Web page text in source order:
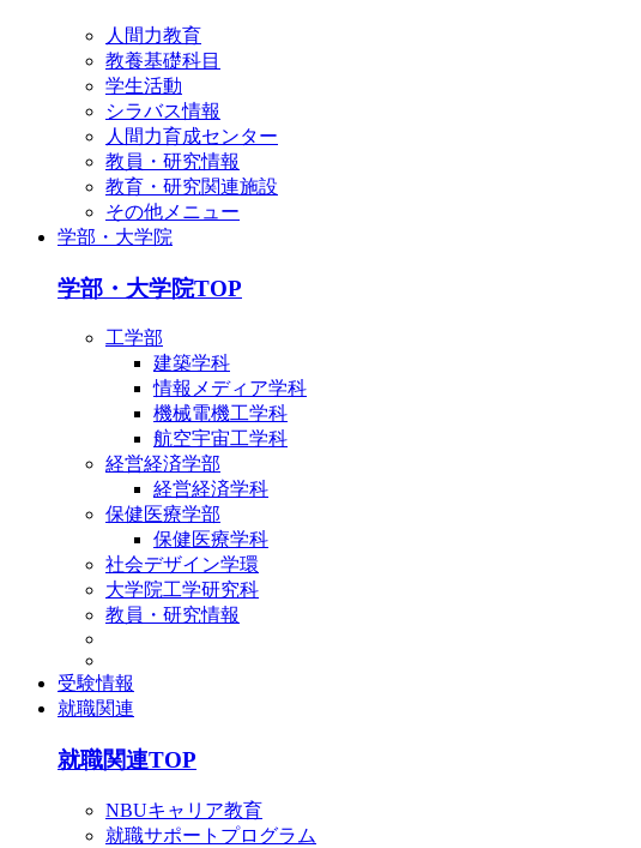
人間力教育
教養基礎科目
学生活動
シラバス情報
人間力育成センター
教員・研究情報
教育・研究関連施設
その他メニュー
学部・大学院
学部・大学院TOP
工学部
建築学科
情報メディア学科
機械電機工学科
航空宇宙工学科
経営経済学部
経営経済学科
保健医療学部
保健医療学科
社会デザイン学環
大学院工学研究科
教員・研究情報
受験情報
就職関連
就職関連TOP
NBUキャリア教育
就職サポートプログラム